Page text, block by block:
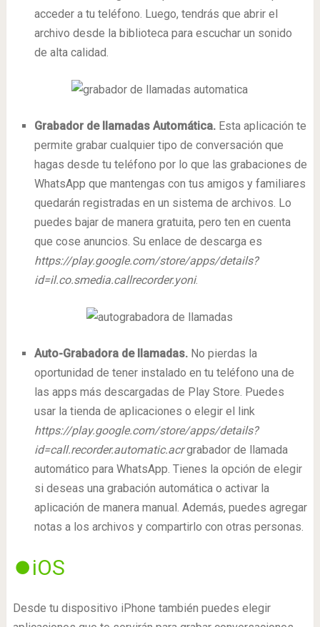
acceder a tu teléfono. Luego, tendrás que abrir el
archivo desde la biblioteca para escuchar un sonido
de alta calidad.
Grabador de llamadas Automática.Esta aplicación te
permite grabar cualquier tipo de conversación que
hagas desde tu teléfono por lo que las grabaciones de
WhatsApp que mantengas con tus amigos y familiares
quedarán registradas en un sistema de archivos. Lo
puedes bajar de manera gratuita, pero ten en cuenta
que cose anuncios. Su enlace de descarga es
https://play.google.com/store/apps/details?
id=il.co.smedia.callrecorder.yoni.
Auto-Grabadora de llamadas.No pierdas la
oportunidad de tener instalado en tu teléfono una de
las apps más descargadas de Play Store. Puedes
usar la tienda de aplicaciones o elegir el link
https://play.google.com/store/apps/details?
id=call.recorder.automatic.acrgrabador de llamada
automático para WhatsApp. Tienes la opción de elegir
si deseas una grabación automática o activar la
aplicación de manera manual. Además, puedes agregar
notas a los archivos y compartirlo con otras personas.
⏺️iOS
Desde tu dispositivo iPhone también puedes elegir